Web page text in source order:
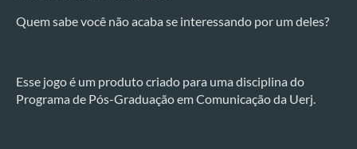
Quem sabe você não acaba se interessando por um deles?
Esse jogo é um produto criado para uma disciplina do
Programa de Pós-Graduação em Comunicação da Uerj.